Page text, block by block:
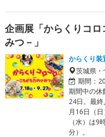
企画展「からくりコ
みつ－」
からくり装
茨城県・
期間：
期間中の休
24日。最
月16日（
（水）は
分）。